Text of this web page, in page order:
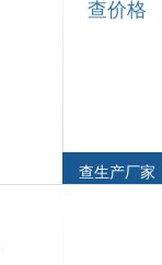
查价格
查生产厂家